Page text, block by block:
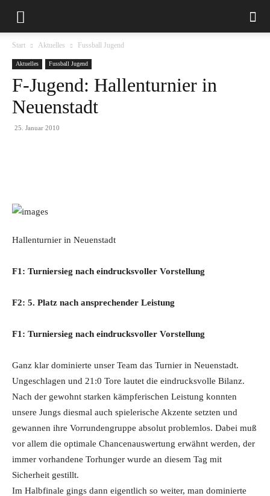
Start Aktuelles Fussball Jugend
Aktuelles Fussball Jugend
F-Jugend: Hallenturnier in
Neuenstadt
25. Januar 2010
Hallenturnier in Neuenstadt
F1: Turniersieg nach eindrucksvoller Vorstellung
F2: 5. Platz nach ansprechender Leistung
F1: Turniersieg nach eindrucksvoller Vorstellung
Ganz klar dominierte unser Team das Turnier in Neuenstadt.
Ungeschlagen und 21:0 Tore lautet die eindrucksvolle Bilanz.
Nach der gewohnt starken kämpferischen Leistung konnten
unsere Jungs diesmal auch spielerische Akzente setzten und
gewannen ihre Vorrundengruppe absolut problemlos. Dabei muß
vor allem die optimale Chancenauswertung erwähnt werden, der
immer vorhandene Torhunger wurde an diesem Tag mit
Sicherheit gestillt.
Im Halbfinale gings dann eigentlich so weiter, man dominierte